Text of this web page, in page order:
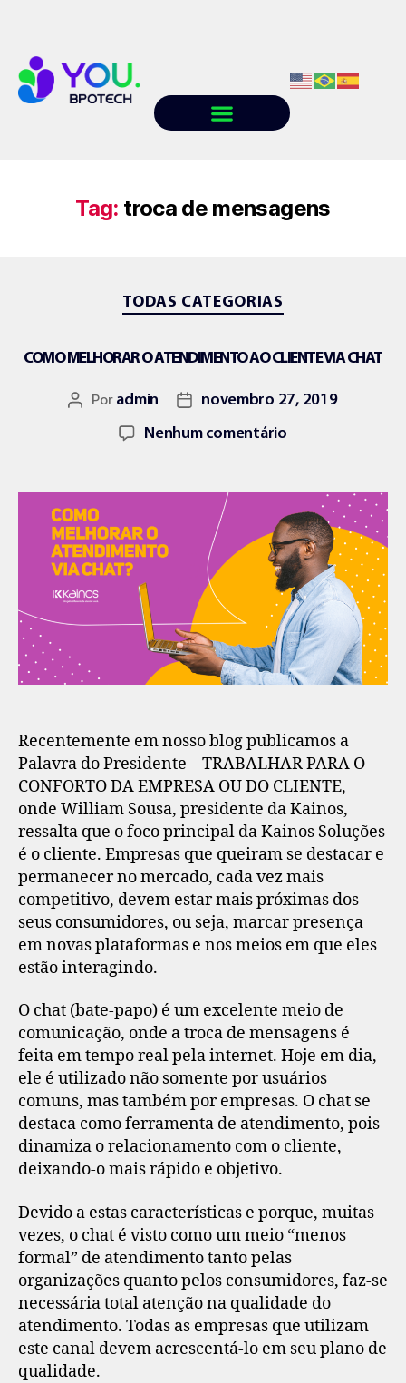
Tag: troca de mensagens
TODAS CATEGORIAS
COMO MELHORAR O ATENDIMENTO AO CLIENTE VIA CHAT
Por admin
novembro 27, 2019
Nenhum comentário
Recentemente em nosso blog publicamos a
Palavra do Presidente – TRABALHAR PARA O
CONFORTO DA EMPRESA OU DO CLIENTE,
onde William Sousa, presidente da Kainos,
ressalta que o foco principal da Kainos Soluções
é o cliente. Empresas que queiram se destacar e
permanecer no mercado, cada vez mais
competitivo, devem estar mais próximas dos
seus consumidores, ou seja, marcar presença
em novas plataformas e nos meios em que eles
estão interagindo.
O chat (bate-papo) é um excelente meio de
comunicação, onde a troca de mensagens é
feita em tempo real pela internet. Hoje em dia,
ele é utilizado não somente por usuários
comuns, mas também por empresas. O chat se
destaca como ferramenta de atendimento, pois
dinamiza o relacionamento com o cliente,
deixando-o mais rápido e objetivo.
Devido a estas características e porque, muitas
vezes, o chat é visto como um meio “menos
formal” de atendimento tanto pelas
organizações quanto pelos consumidores, faz-se
necessária total atenção na qualidade do
atendimento. Todas as empresas que utilizam
este canal devem acrescentá-lo em seu plano de
qualidade.